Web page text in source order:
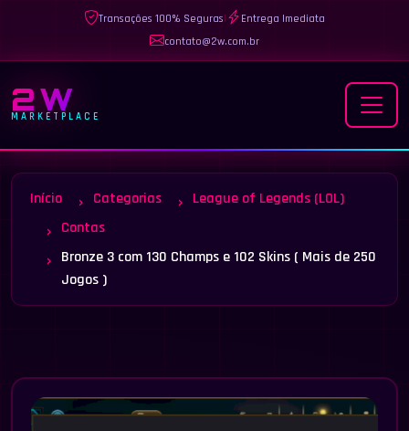
Transações 100% Seguras|
Entrega Imediata
contato@2w.com.br
2W
MARKETPLACE
Início Categorias
League of Legends (LOL)
Contas
Bronze 3 com 130 Champs e 102 Skins ( Mais de 250
Jogos )